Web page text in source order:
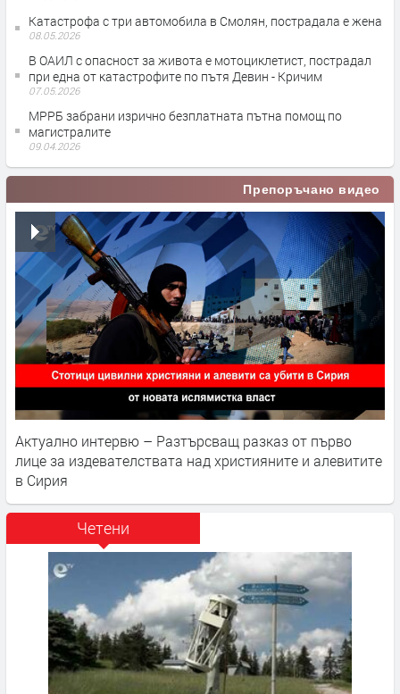
Катастрофа с три автомобила в Смолян, пострадала е жена
08.05.2026
В ОАИЛ с опасност за живота е мотоциклетист, пострадал
при една от катастрофите по пътя Девин - Кричим
07.05.2026
МРРБ забрани изрично безплатната пътна помощ по
магистралите
09.04.2026
Препоръчано видео
Актуално интервю – Разтърсващ разказ от първо
лице за издевателствата над християните и алевитите
в Сирия
Четени